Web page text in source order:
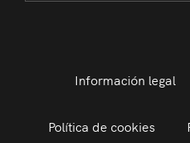
Información legal
Política de cookies